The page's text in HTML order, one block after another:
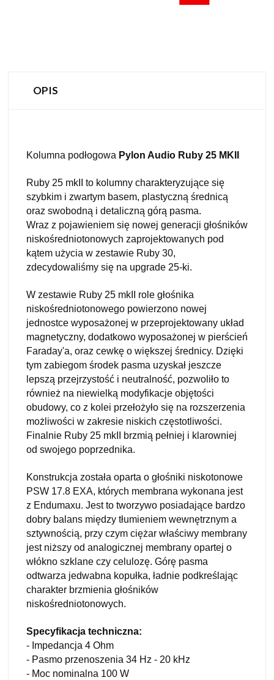
OPIS
Kolumna podłogowa Pylon Audio Ruby 25 MKII
Ruby 25 mkII to kolumny charakteryzujące się
szybkim i zwartym basem, plastyczną średnicą
oraz swobodną i detaliczną górą pasma.
Wraz z pojawieniem się nowej generacji głośników
niskośredniotonowych zaprojektowanych pod
kątem użycia w zestawie Ruby 30,
zdecydowaliśmy się na upgrade 25-ki.
W zestawie Ruby 25 mkII role głośnika
niskośredniotonowego powierzono nowej
jednostce wyposażonej w przeprojektowany układ
magnetyczny, dodatkowo wyposażonej w pierścień
Faraday'a, oraz cewkę o większej średnicy. Dzięki
tym zabiegom środek pasma uzyskał jeszcze
lepszą przejrzystość i neutralność, pozwoliło to
również na niewielką modyfikacje objętości
obudowy, co z kolei przełożyło się na rozszerzenia
możliwości w zakresie niskich częstotliwości.
Finalnie Ruby 25 mkII brzmią pełniej i klarowniej
od swojego poprzednika.
Konstrukcja została oparta o głośniki niskotonowe
PSW 17.8 EXA, których membrana wykonana jest
z Endumaxu. Jest to tworzywo posiadające bardzo
dobry balans między tłumieniem wewnętrznym a
sztywnością, przy czym ciężar właściwy membrany
jest niższy od analogicznej membrany opartej o
włókno szklane czy celulozę. Górę pasma
odtwarza jedwabna kopułka, ładnie podkreślając
charakter brzmienia głośników
niskośredniotonowych.
Specyfikacja techniczna:
- Impedancja 4 Ohm
- Pasmo przenoszenia 34 Hz - 20 kHz
- Moc nominalna 100 W